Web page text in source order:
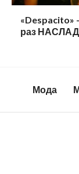
«Despacito»
раз
Мода